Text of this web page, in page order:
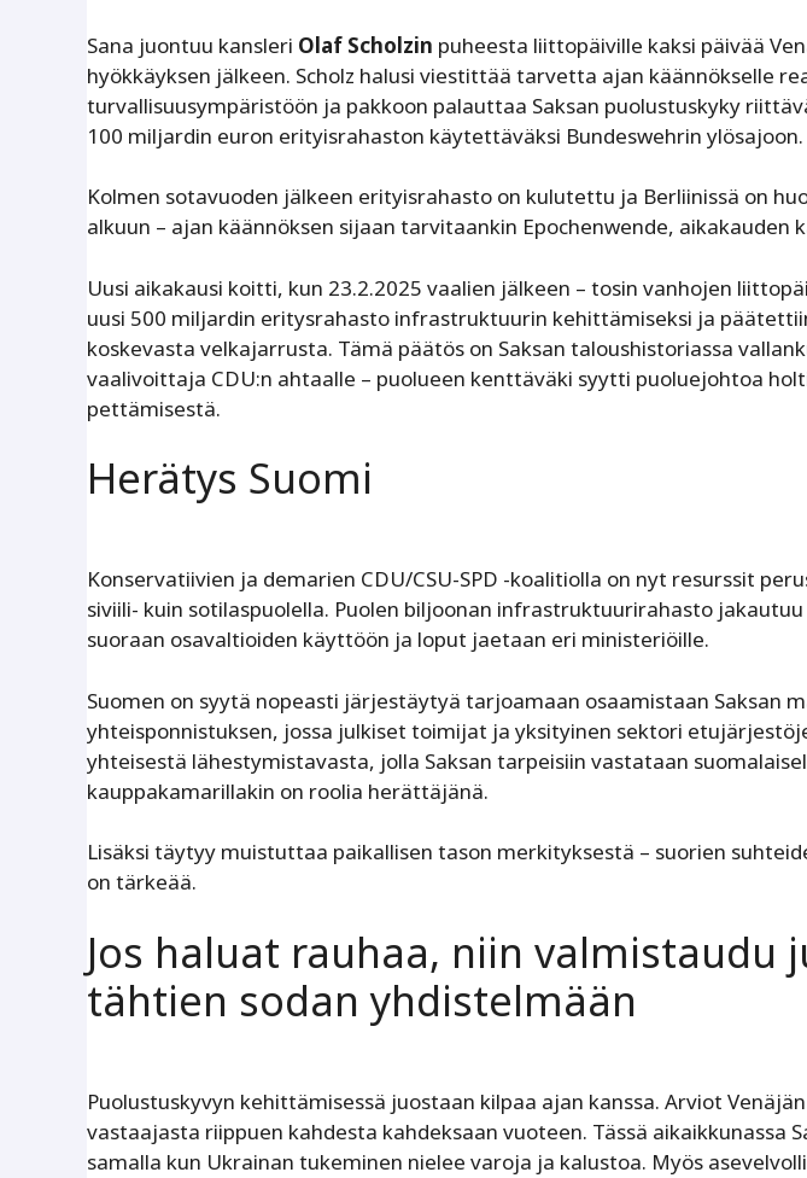
Sana juontuu kansleri Olaf Scholzin puheesta liittopäiville kaksi päivää
hyökkäyksen jälkeen. Scholz halusi viestittää tarvetta ajan käännökselle
turvallisuusympäristöön ja pakkoon palauttaa Saksan puolustuskyky
100 miljardin euron erityisrahaston käytettäväksi Bundeswehrin ylösajoon.
Kolmen sotavuoden jälkeen erityisrahasto on kulutettu ja Berliinissä on
alkuun – ajan käännöksen sijaan tarvitaankin Epochenwende, aikakauden
Uusi aikakausi koitti, kun 23.2.2025 vaalien jälkeen – tosin vanhojen
uusi 500 miljardin eritysrahasto infrastruktuurin kehittämiseksi ja
koskevasta velkajarrusta. Tämä päätös on Saksan taloushistoriassa
vaalivoittaja CDU:n ahtaalle – puolueen kenttäväki syytti puoluejohtoa
pettämisestä.
Herätys Suomi
Konservatiivien ja demarien CDU/CSU-SPD -koalitiolla on nyt resurssit
siviili- kuin sotilaspuolella. Puolen biljoonan infrastruktuurirahasto
suoraan osavaltioiden käyttöön ja loput jaetaan eri ministeriöille.
Suomen on syytä nopeasti järjestäytyä tarjoamaan osaamistaan Saksan
yhteisponnistuksen, jossa julkiset toimijat ja yksityinen sektori
yhteisestä lähestymistavasta, jolla Saksan tarpeisiin vastataan
kauppakamarillakin on roolia herättäjänä.
Lisäksi täytyy muistuttaa paikallisen tason merkityksestä – suorien
on ­tärkeää.
Jos haluat rauhaa, niin valmistaudu
tähtien sodan yhdistelmään
Puolustuskyvyn kehittämisessä juostaan kilpaa ajan kanssa. Arviot
vastaajasta riip­puen kahdesta kahdeksaan vuoteen. Tässä aikaikkunassa
samalla kun Ukrainan tukeminen nielee varoja ja kalustoa. Myös